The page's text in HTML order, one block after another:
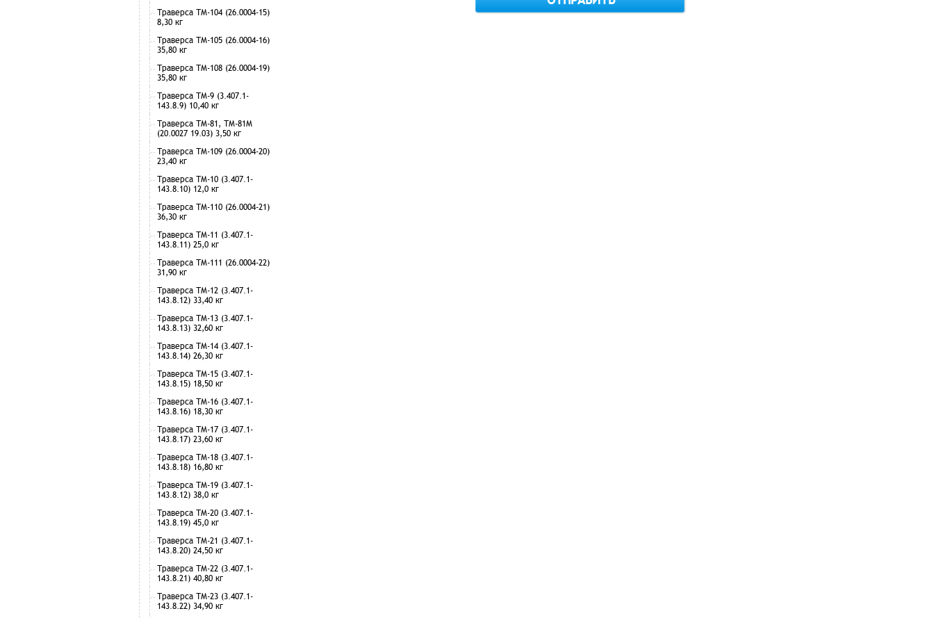
Траверса ТМ-104 (26.0004-15)
8,30 кг
Траверса ТМ-105 (26.0004-16)
35,80 кг
Траверса ТМ-108 (26.0004-19)
35,80 кг
Траверса ТМ-9 (3.407.1-
143.8.9) 10,40 кг
Траверса ТМ-81, ТМ-81М
(20.0027 19.03) 3,50 кг
Траверса ТМ-109 (26.0004-20)
23,40 кг
Траверса ТМ-10 (3.407.1-
143.8.10) 12,0 кг
Траверса ТМ-110 (26.0004-21)
36,30 кг
Траверса ТМ-11 (3.407.1-
143.8.11) 25,0 кг
Траверса ТМ-111 (26.0004-22)
31,90 кг
Траверса ТМ-12 (3.407.1-
143.8.12) 33,40 кг
Траверса ТМ-13 (3.407.1-
143.8.13) 32,60 кг
Траверса ТМ-14 (3.407.1-
143.8.14) 26,30 кг
Траверса ТМ-15 (3.407.1-
143.8.15) 18,50 кг
Траверса ТМ-16 (3.407.1-
143.8.16) 18,30 кг
Траверса ТМ-17 (3.407.1-
143.8.17) 23,60 кг
Траверса ТМ-18 (3.407.1-
143.8.18) 16,80 кг
Траверса ТМ-19 (3.407.1-
143.8.12) 38,0 кг
Траверса ТМ-20 (3.407.1-
143.8.19) 45,0 кг
Траверса ТМ-21 (3.407.1-
143.8.20) 24,50 кг
Траверса ТМ-22 (3.407.1-
143.8.21) 40,80 кг
Траверса ТМ-23 (3.407.1-
143.8.22) 34,90 кг